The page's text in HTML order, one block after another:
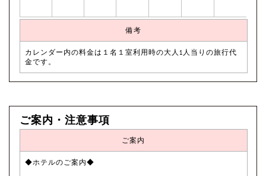
備考
カレンダー内の料金は１名１室利用時の大人1人当りの旅行代
金です。
ご案内・注意事項
ご案内
◆ホテルのご案内◆